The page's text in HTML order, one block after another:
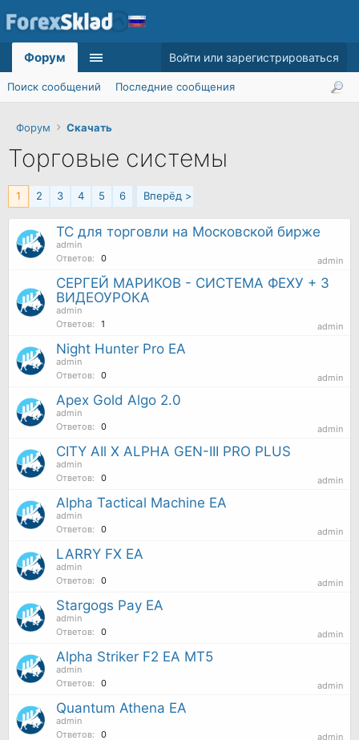
Форум Скачать
Торговые системы
1 2 3 4 5 6 Вперёд >
ТС для торговли на Московской бирже
admin
Ответов:
0 admin
СЕРГЕЙ МАРИКОВ - СИСТЕМА ФЕХУ + 3
ВИДЕОУРОКА
admin
Ответов:
1 admin
Night Hunter Pro EA
admin
Ответов:
0 admin
Apex Gold Algo 2.0
admin
Ответов:
0 admin
CITY AIl X ALPHA GEN-III PRO PLUS
admin
Ответов:
0 admin
Alpha Tactical Machine EA
admin
Ответов:
0 admin
LARRY FX EA
admin
Ответов:
0 admin
Stargogs Pay EA
admin
Ответов:
0 admin
Alpha Striker F2 EA MT5
admin
Ответов:
0 admin
Quantum Athena EA
admin
Ответов:
0 admin
Форум
Поиск сообщений Последние сообщения
Войти или зарегистрироваться